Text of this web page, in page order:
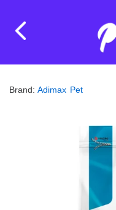
Brand:Adimax Pet